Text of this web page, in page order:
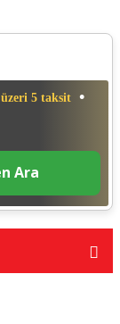
5 taksit •
Ara